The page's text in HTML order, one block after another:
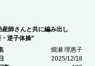
産師さんと共に編み出し
・逆子体操”
畑瀬 理惠子
2025/12/18